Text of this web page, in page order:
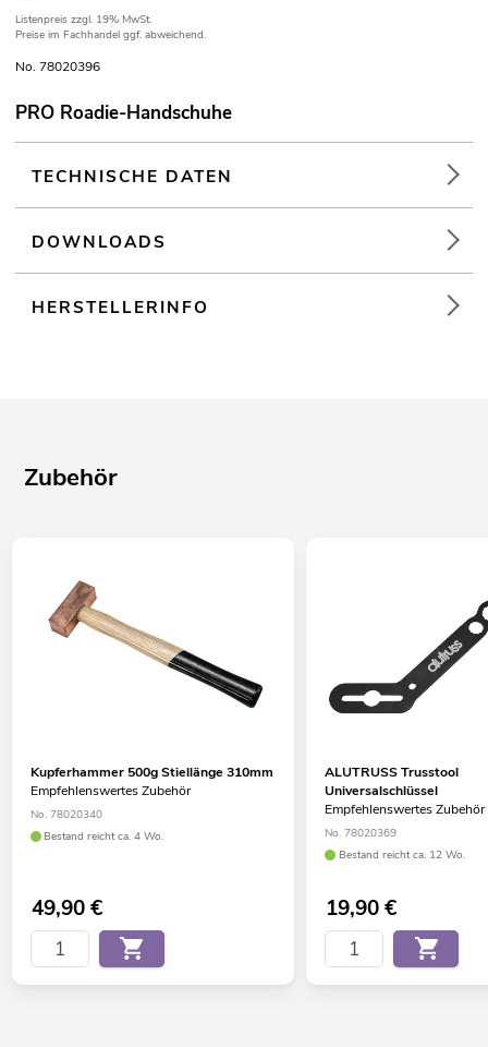
Listenpreis zzgl. 19% MwSt.
Preise im Fachhandel ggf. abweichend.
No. 78020396
PRO Roadie-Handschuhe
TECHNISCHE DATEN
DOWNLOADS
HERSTELLERINFO
Zubehör
Kupferhammer 500g Stiellänge 310mm
Empfehlenswertes Zubehör
No. 78020340
Bestand reicht ca. 4 Wo.
49,90€
ALUTRUSS Trusstool
Universalschlüssel
Empfehlenswertes Zubehör
No. 78020369
Bestand reicht ca. 12 Wo.
19,90€